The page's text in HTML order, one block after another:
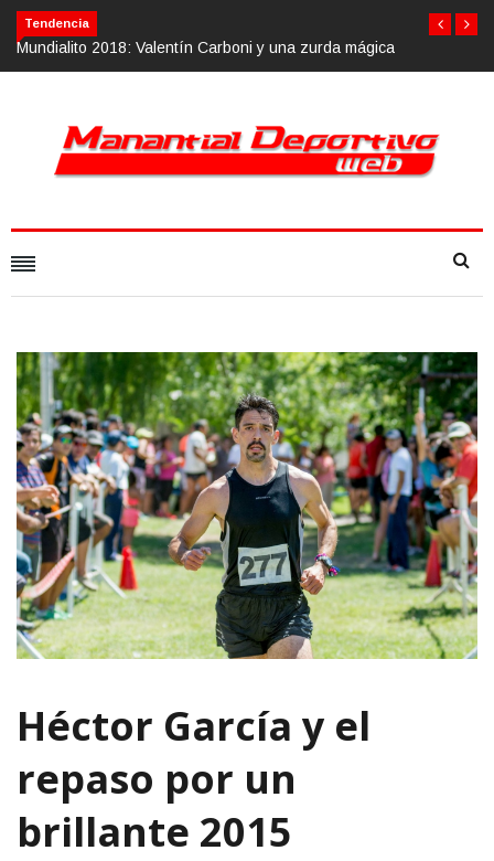
Tendencia
Calvario Race 2018, 10 de noviembre
Héctor García y el
repaso por un
brillante 2015